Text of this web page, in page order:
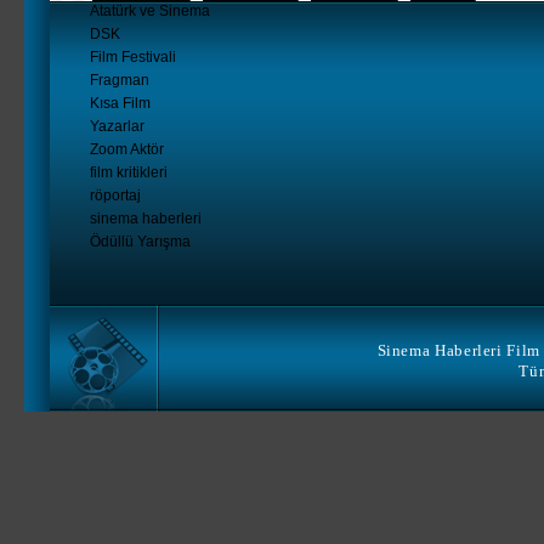
Atatürk ve Sinema
DSK
Film Festivali
Fragman
Kısa Film
Yazarlar
Zoom Aktör
film kritikleri
röportaj
sinema haberleri
Ödüllü Yarışma
Sinema Haberleri